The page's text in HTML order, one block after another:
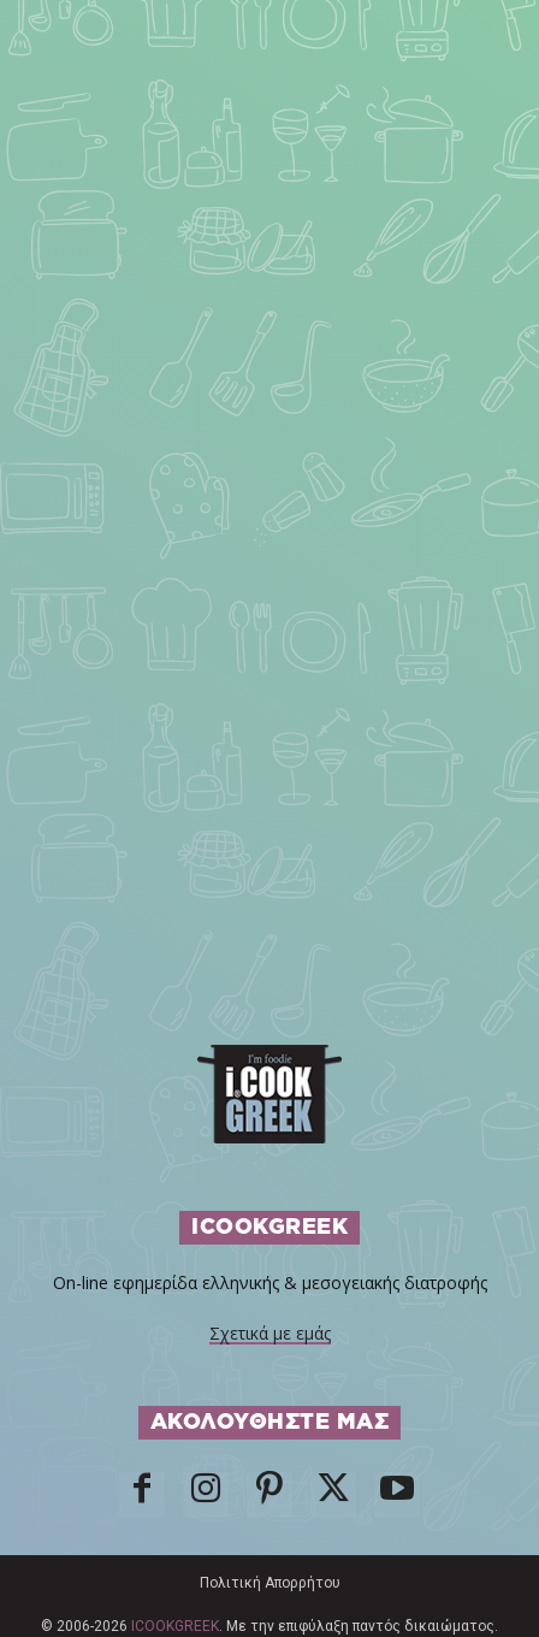
ICOOKGREEK
On-line εφημερίδα ελληνικής & μεσογειακής διατροφής
Σχετικά με εμάς
ΑΚΟΛΟΥΘΗΣΤΕ ΜΑΣ
Πολιτική Απορρήτου
© 2006-2026 ICOOKGREEK . Με την επιφύλαξη παντός δικαιώματος.